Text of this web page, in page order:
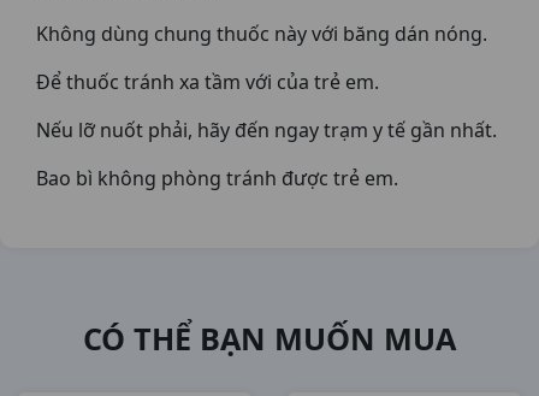
Không dùng chung thuốc này với băng dán nóng.
Để thuốc tránh xa tầm với của trẻ em.
Nếu lỡ nuốt phải, hãy đến ngay trạm y tế gần nhất.
Bao bì không phòng tránh được trẻ em.
CÓ THỂ BẠN MUỐN MUA